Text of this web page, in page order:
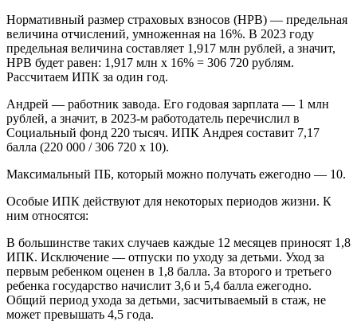
Нормативный размер страховых взносов (НРВ) — предельная
величина отчислений, умноженная на 16%. В 2023 году
предельная величина составляет 1,917 млн рублей, а значит,
НРВ будет равен: 1,917 млн х 16% = 306 720 рублям.
Рассчитаем ИПК за один год.
Андрей — работник завода. Его годовая зарплата — 1 млн
рублей, а значит, в 2023-м работодатель перечислил в
Социальный фонд 220 тысяч. ИПК Андрея составит 7,17
балла (220 000 / 306 720 х 10).
Максимальный ПБ, который можно получать ежегодно — 10.
Особые ИПК действуют для некоторых периодов жизни. К
ним относятся:
В большинстве таких случаев каждые 12 месяцев приносят 1,8
ИПК. Исключение — отпуски по уходу за детьми. Уход за
первым ребенком оценен в 1,8 балла. За второго и третьего
ребенка государство начислит 3,6 и 5,4 балла ежегодно.
Общий период ухода за детьми, засчитываемый в стаж, не
может превышать 4,5 года.